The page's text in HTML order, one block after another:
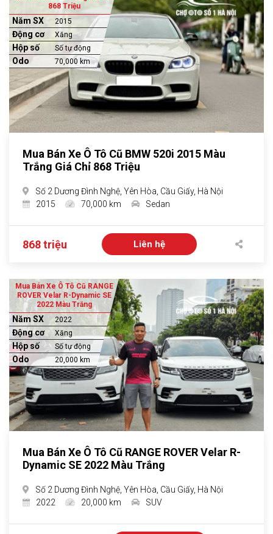
868 Triệu
Năm SX 2015
Động cơ Xăng
Hộp số Số tự động
Odo 70,000 km
Mua Bán Xe Ô Tô Cũ BMW 520i 2015 Màu
Trắng Giá Chỉ 868 Triệu
Số 2 Dương Đình Nghệ, Yên Hòa, Cầu Giấy, Hà Nội
2015
70,000 km Sedan
868 triệu Liên hệ
Mua Bán Xe Ô Tô Cũ RANGE
ROVER Velar R-Dynamic SE
2022 Màu Trắng
Năm SX 2022
Động cơ Xăng
Hộp số Số tự động
Odo 20,000 km
Mua Bán Xe Ô Tô Cũ RANGE ROVER Velar R-
Dynamic SE 2022 Màu Trắng
Số 2 Dương Đình Nghệ, Yên Hòa, Cầu Giấy, Hà Nội
2022
20,000 km SUV